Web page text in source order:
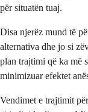
për situatën tuaj.
Disa njerëz mund të
alternativa dhe jo si
plan trajtimi që ka më
minimizuar efektet
Vendimet e trajtimit